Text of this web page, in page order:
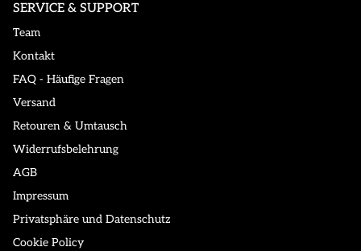
SERVICE & SUPPORT
Team
Kontakt
FAQ - Häufige Fragen
Versand
Retouren & Umtausch
Widerrufsbelehrung
AGB
Impressum
Privatsphäre und Datenschutz
Cookie Policy